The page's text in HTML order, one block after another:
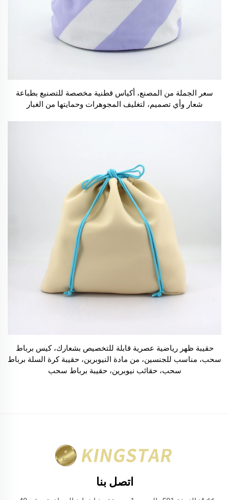
سعر الجملة من المصنع، أكياس قطنية مخصصة للتصنيع بطباعة
شعار وأي تصميم، لتغليف المجوهرات وحمايتها من الغبار
حقيبة ظهر رياضية عصرية قابلة للتخصيص بشعارك، كيس برباط
سحب، مناسب للجنسين، من مادة النيوبرين، حقيبة كرة السلة برباط
سحب، حقائب نيوبرين، حقيبة برباط سحب
اتصل بنا